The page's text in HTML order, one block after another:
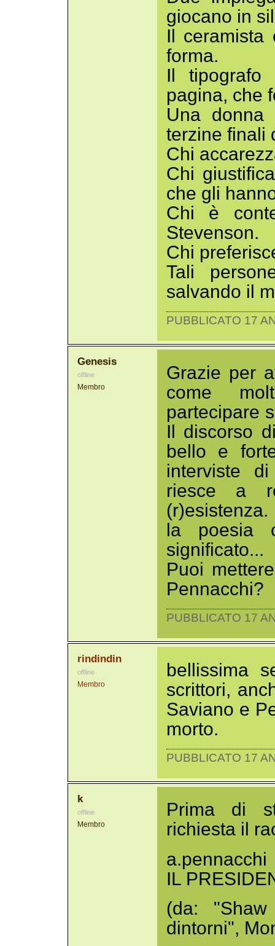
giocano in
Il ceramista
forma.
Il tipografo
pagina, che
Una
terzine finali
Chi
Chi
che gli
Chi è
Stevenson.
Chi
Tali
salvando il
PUBBLICATO 17
Genesis
offline
Membro
Grazie per
come
partecipare
Il discorso
bello e
interviste
riesce a
la poesia
significato...
Puoi
Pennacchi?
PUBBLICATO 17
rindindin
offline
Membro
bellissima
scrittori,
Saviano e
morto.
PUBBLICATO 17
k
offline
Membro
Prima di
richiesta il
a.pennacchi
IL
(da:
dintorni",